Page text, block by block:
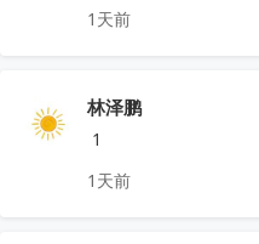
其他PN可沟通确认
1天前
林泽鹏
1
1天前